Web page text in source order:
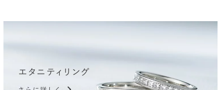
エタニティリング